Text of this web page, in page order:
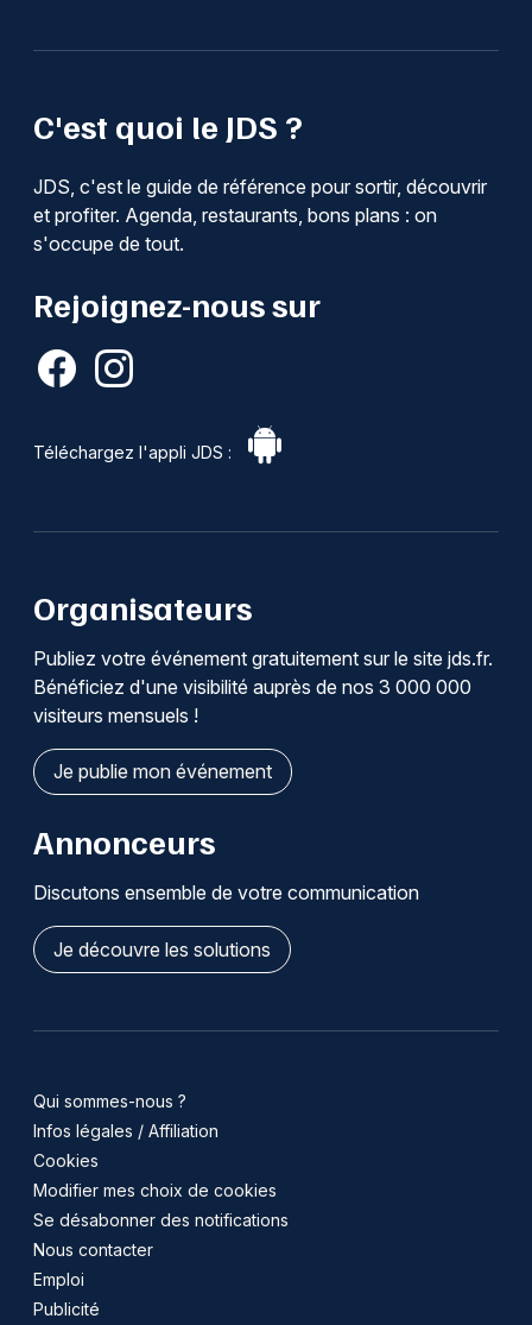
C'est quoi le JDS ?
JDS, c'est le guide de référence pour sortir, découvrir
et profiter. Agenda, restaurants, bons plans : on
s'occupe de tout.
Rejoignez-nous sur
Téléchargez l'appli JDS :
Organisateurs
Publiez votre événement gratuitement sur le site jds.fr.
Bénéficiez d'une visibilité auprès de nos 3 000 000
visiteurs mensuels !
Je publie mon événement
Annonceurs
Discutons ensemble de votre communication
Je découvre les solutions
Qui sommes-nous ?
Infos légales / Affiliation
Cookies
Modifier mes choix de cookies
Se désabonner des notifications
Nous contacter
Emploi
Publicité